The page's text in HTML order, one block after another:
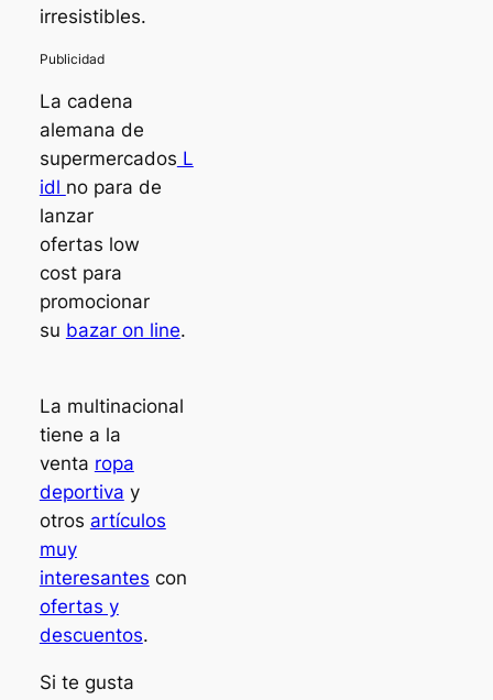
irresistibles.
La cadena
alemana de
supermercados L
idl no para de
lanzar
ofertas low
costpara
promocionar
su bazar on line.
La multinacional
tiene a la
venta ropa
deportiva y
otros artículos
muy
interesantes con
ofertas y
descuentos.
Si te gusta